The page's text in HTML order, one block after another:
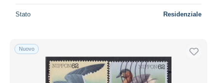
Stato Residenziale
Nuovo